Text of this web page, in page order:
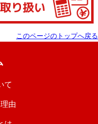
このページのトップへ戻る
て
由